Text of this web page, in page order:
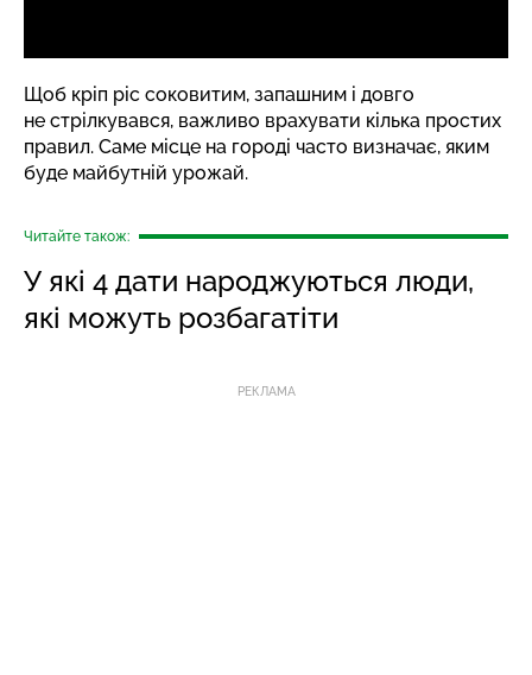
Щоб кріп ріс соковитим, запашним і довго
не стрілкувався, важливо врахувати кілька простих
правил. Саме місце на городі часто визначає, яким
буде майбутній урожай.
Читайте також:
У які 4 дати народжуються люди,
які можуть розбагатіти
РЕКЛАМА